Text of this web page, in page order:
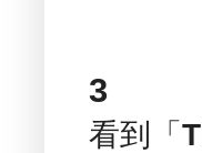
3
看到「